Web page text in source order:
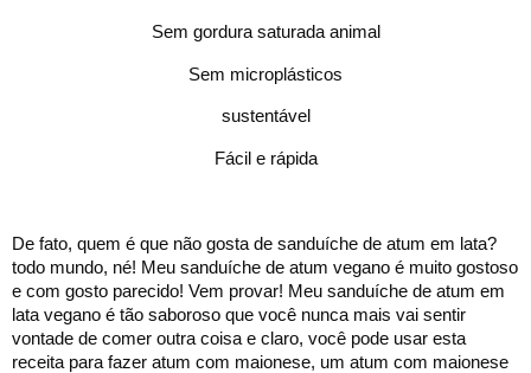
Sem gordura saturada animal
Sem microplásticos
sustentável
Fácil e rápida
De fato, quem é que não gosta de sanduíche de atum em lata?
todo mundo, né! Meu sanduíche de atum vegano é muito gostoso
e com gosto parecido! Vem provar! Meu sanduíche de atum em
lata vegano é tão saboroso que você nunca mais vai sentir
vontade de comer outra coisa e claro, você pode usar esta
receita para fazer atum com maionese, um atum com maionese